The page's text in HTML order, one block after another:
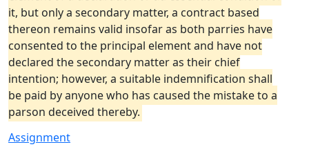
it, but only a secondary matter, a contract based
thereon remains valid insofar as both parries have
consented to the principal element and have not
declared the secondary matter as their chief
intention; however, a suitable indemnification shall
be paid by anyone who has caused the mistake to a
parson deceived thereby.
Assignment